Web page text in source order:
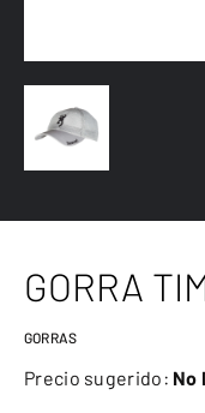
GORRA
GORRAS
Precio sugerido: No